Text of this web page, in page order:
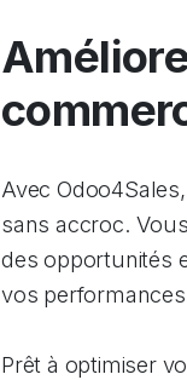
Avec
sans accroc.
des opportunités
vos
Prêt à optimiser